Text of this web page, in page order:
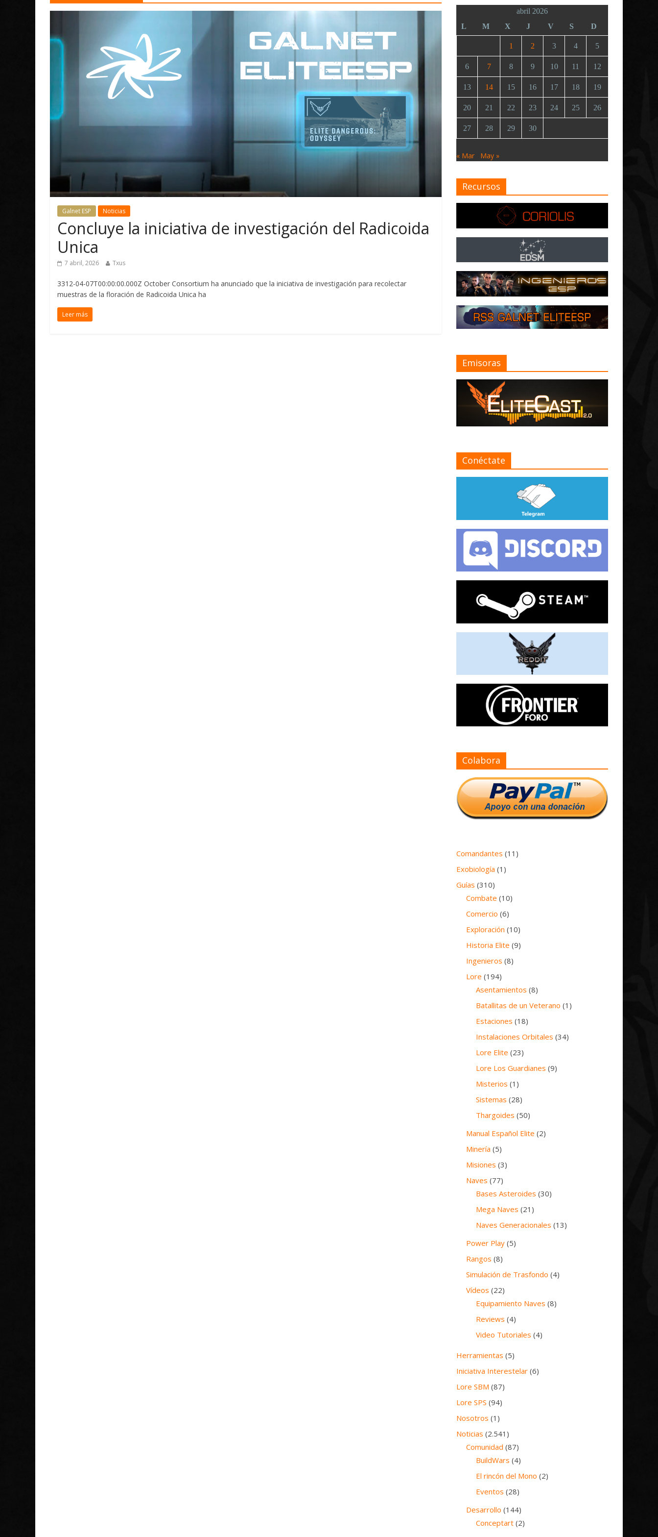
Galnet ESP Noticias
Concluye la iniciativa de investigación del Radicoida
Unica
7 abril, 2026 Txus
3312-04-07T00:00:00.000Z October Consortium ha anunciado que la iniciativa de investigación para recolectar
muestras de la floración de Radicoida Unica ha
Leer más
abril 2026
L
M X J V S D
1 2 3 4 5
6 7 8 9 10 11 12
13 14 15 16 17 18 19
20 21 22 23 24 25 26
27 28 29 30
« Mar May »
Recursos
Emisoras
Conéctate
Colabora
Comandantes (11)
Exobiología (1)
Guías (310)
Combate (10)
Comercio (6)
Exploración (10)
Historia Elite (9)
Ingenieros (8)
Lore (194)
Asentamientos (8)
Batallitas de un Veterano (1)
Estaciones (18)
Instalaciones Orbitales (34)
Lore Elite (23)
Lore Los Guardianes (9)
Misterios (1)
Sistemas (28)
Thargoides (50)
Manual Español Elite (2)
Minería (5)
Misiones (3)
Naves (77)
Bases Asteroides (30)
Mega Naves (21)
Naves Generacionales (13)
Power Play (5)
Rangos (8)
Simulación de Trasfondo (4)
Vídeos (22)
Equipamiento Naves (8)
Reviews (4)
Video Tutoriales (4)
Herramientas (5)
Iniciativa Interestelar (6)
Lore SBM (87)
Lore SPS (94)
Nosotros (1)
Noticias (2.541)
Comunidad (87)
BuildWars (4)
El rincón del Mono (2)
Eventos (28)
Desarrollo (144)
Conceptart (2)